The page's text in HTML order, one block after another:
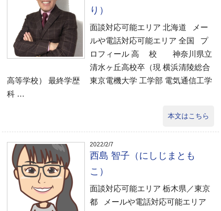
り）
面談対応可能エリア 北海道 メー
ルや電話対応可能エリア 全国 プ
ロフィール 高 校 神奈川県立
清水ヶ丘高校卒（現 横浜清陵総合
高等学校） 最終学歴 東京電機大学 工学部 電気通信工学
科 …
本文はこちら
2022/2/7
西島 智子（にしじまとも
こ）
面談対応可能エリア 栃木県／東京
都 メールや電話対応可能エリア